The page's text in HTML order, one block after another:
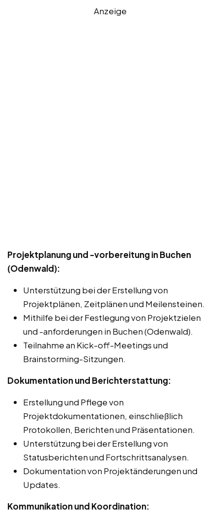
Anzeige
Projektplanung und -vorbereitung in Buchen
(Odenwald):
Unterstützung bei der Erstellung von
Projektplänen, Zeitplänen und Meilensteinen.
Mithilfe bei der Festlegung von Projektzielen
und -anforderungen in Buchen (Odenwald).
Teilnahme an Kick-off-Meetings und
Brainstorming-Sitzungen.
Dokumentation und Berichterstattung:
Erstellung und Pflege von
Projektdokumentationen, einschließlich
Protokollen, Berichten und Präsentationen.
Unterstützung bei der Erstellung von
Statusberichten und Fortschrittsanalysen.
Dokumentation von Projektänderungen und
Updates.
Kommunikation und Koordination: